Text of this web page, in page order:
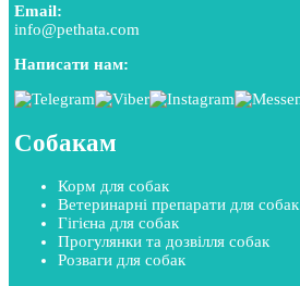
Email:
info@pethata.com
Написати нам:
Собакам
Корм для собак
Ветеринарні препарати для собак
Гігієна для собак
Прогулянки та дозвілля собак
Розваги для собак